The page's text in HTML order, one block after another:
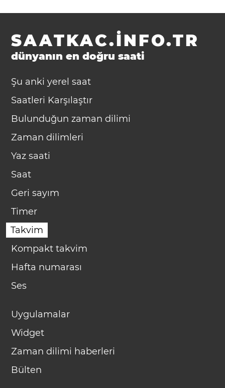
SAATKAC.INFO.TR
dünyanın en doğru saati
Şu anki yerel saat
Saatleri Karşılaştır
Bulunduğun zaman dilimi
Zaman dilimleri
Yaz saati
Saat
Geri sayım
Timer
Takvim
Kompakt takvim
Hafta numarası
Ses
Uygulamalar
Widget
Zaman dilimi haberleri
Bülten